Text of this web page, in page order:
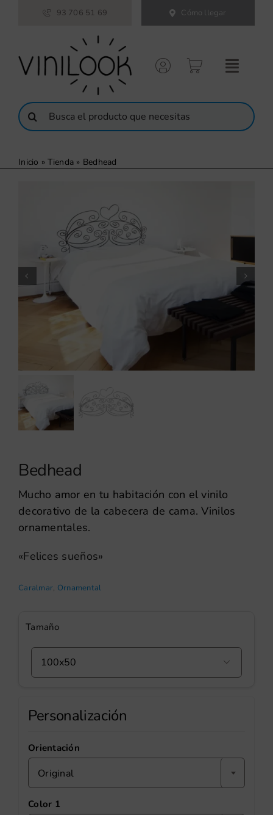
93 706 51 69 Cómo llegar
Buscar:
Inicio »Tienda » Bedhead
Bedhead
Mucho amor en tu habitación con el vinilo
decorativo de la cabecera de cama. Vinilos
ornamentales.
«Felices sueños»
Caralmar, Ornamental
Tamaño

Personalización
Orientación
Original
Color 1